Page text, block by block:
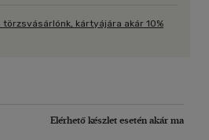
törzsvásárlónk, kártyájára akár 10%
Elérhető készlet esetén akár ma